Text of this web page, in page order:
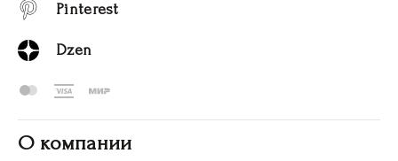
Pinterest
Dzen
О компании